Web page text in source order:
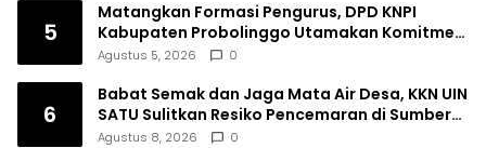
5
Matangkan Formasi Pengurus, DPD KNPI
Kabupaten Probolinggo Utamakan Komitmen
dan Kinerja
Agustus 5, 2026 0
6
Babat Semak dan Jaga Mata Air Desa, KKN UIN
SATU Sulitkan Resiko Pencemaran di Sumber
Ngumbul
Agustus 8, 2026 0